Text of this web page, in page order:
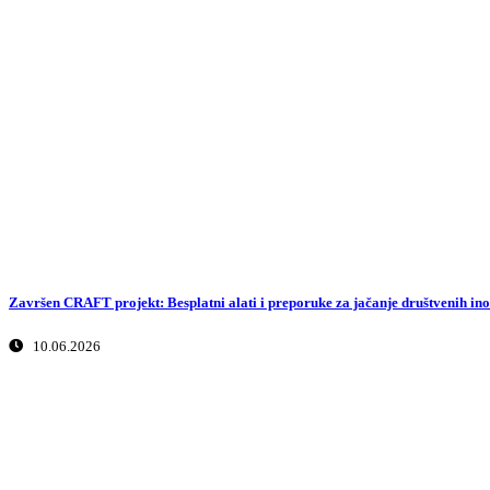
Završen CRAFT projekt: Besplatni alati i preporuke za jačanje društvenih
10.06.2026